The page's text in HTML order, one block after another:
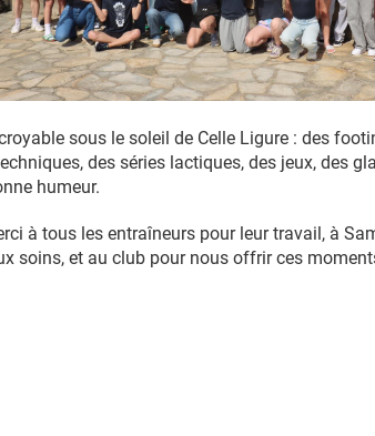
sous le soleil de Celle Ligure : des
des séries lactiques, des jeux, des
humeur.
à tous les entraîneurs pour leur travail, à
soins, et au club pour nous offrir ces